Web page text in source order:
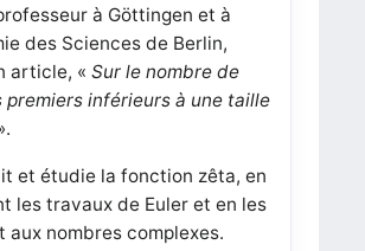
à Göttingen et à
des Sciences de Berlin,
article, « Sur le nombre de
premiers inférieurs à une taille
et étudie la fonction zêta, en
les travaux de Euler et en les
aux nombres complexes.